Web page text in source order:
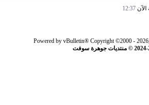
الآن12:37
Powered by vBulletin® Copyright ©2000 -